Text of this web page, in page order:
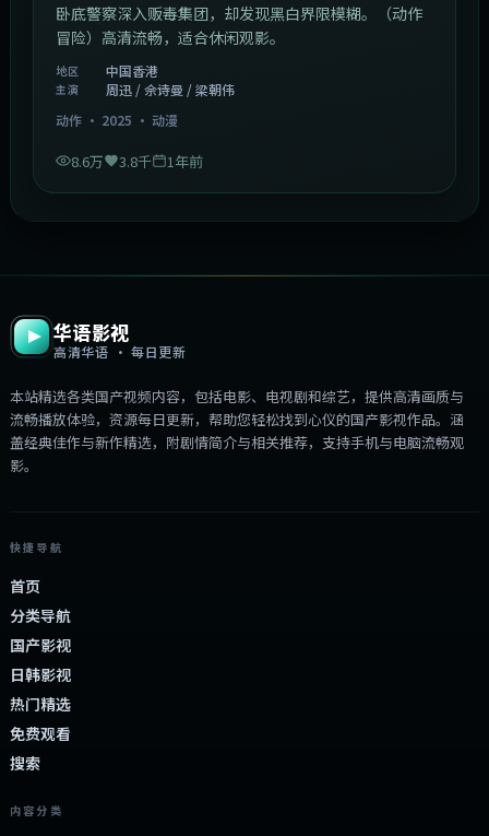
卧底警察深入贩毒集团，却发现黑白界限模糊。（动作
冒险）高清流畅，适合休闲观影。
地区 中国香港
主演
周迅 / 佘诗曼 / 梁朝伟
动作· 2025 · 动漫
8.6万 3.8千 1年前
华语影视
高清华语 · 每日更新
本站精选各类国产视频内容，包括电影、电视剧和综艺，提供高清画质与
流畅播放体验，资源每日更新，帮助您轻松找到心仪的国产影视作品。涵
盖经典佳作与新作精选，附剧情简介与相关推荐，支持手机与电脑流畅观
影。
快捷导航
首页
分类导航
国产影视
日韩影视
热门精选
免费观看
搜索
内容分类